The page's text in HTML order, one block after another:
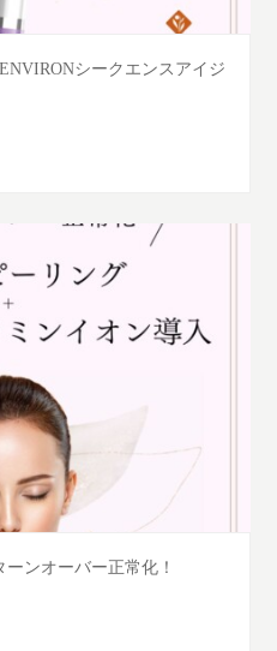
シークエンスアイジ
ンオーバー正常化！